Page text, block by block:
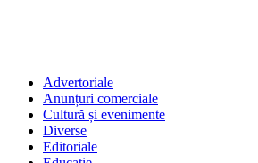
Advertoriale
Anunțuri comerciale
Cultură și evenimente
Diverse
Editoriale